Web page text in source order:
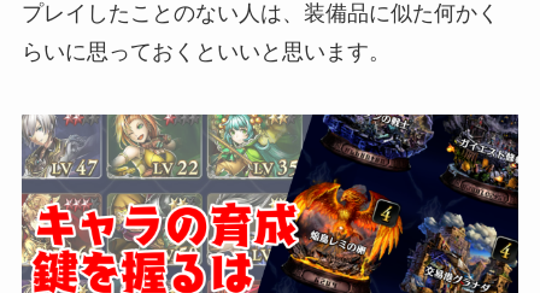
プレイしたことのない人は、装備品に似た何かく
らいに思っておくといいと思います。